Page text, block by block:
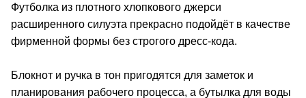
Футболка из плотного хлопкового джерси
расширенного силуэта прекрасно подойдёт в качестве
фирменной формы без строгого дресс-кода.
Блокнот и ручка в тон пригодятся для заметок и
планирования рабочего процесса, а бутылка для воды